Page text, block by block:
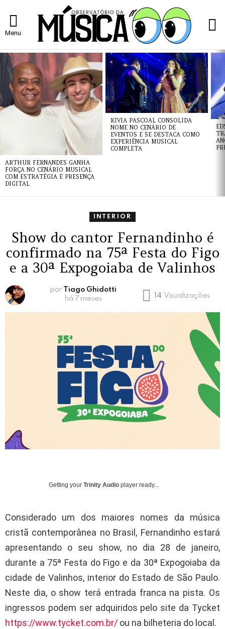
Menu
ÚLTIMAS
NOTÍCIAS
ARTHUR FERNANDES GANHA
FORÇA NO CENÁRIO MUSICAL
COM ESTRATÉGIA E PRESENÇA
DIGITAL
KIVIA PASCOAL CONSOLIDA
NOME NO CENÁRIO DE
EVENTOS E SE DESTACA COMO
EXPERIÊNCIA MUSICAL
COMPLETA
INTERIOR
Show do cantor Fernandinho é
confirmado na 75ª Festa do Figo
e a 30ª Expogoiaba de Valinhos
por
Tiago Ghidotti
há 7 meses
14 Visualizações
Getting your Trinity Audio player ready...
Considerado um dos maiores nomes da música
cristã contemporânea no Brasil, Fernandinho estará
apresentando o seu show, no dia 28 de janeiro,
durante a 75ª Festa do Figo e da 30ª Expogoiaba da
cidade de Valinhos, interior do Estado de São Paulo.
Neste dia, o show terá entrada franca na pista. Os
ingressos podem ser adquiridos pelo site da Tycket
https://www.tycket.com.br/ ou na bilheteria do local.